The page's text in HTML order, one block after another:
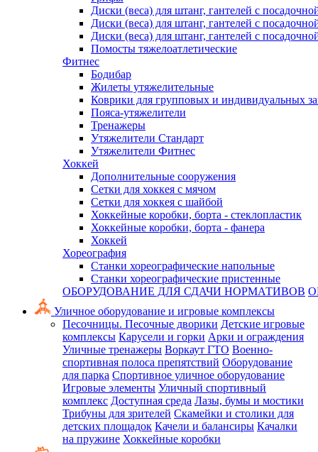
Диски (веса) для штанг, гантелей с
Диски (веса) для штанг, гантелей с
Диски (веса) для штанг, гантелей с
Помосты тяжелоатлетические
Фитнес
Бодибар
Жилеты утяжелительные
Коврики для групповых и индивидуальных
Пояса-утяжелители
Тренажеры
Утяжелители Стандарт
Утяжелители Фитнес
Хоккей
Дополнительные сооружения
Сетки для хоккея с мячом
Сетки для хоккея с шайбой
Хоккейные коробки, борта - стеклопластик
Хоккейные коробки, борта - фанера
Хоккей
Хореография
Станки хореографические напольные
Станки хореографические пристенные
ОБОРУДОВАНИЕ ДЛЯ СДАЧИ НОРМАТИВОВ
Уличное оборудование и игровые комплексы
Песочницы. Песочные дворики Детские игровые
комплексы Карусели и горки Арки и ограждения
Уличные тренажеры Воркаут ГТО Военно-
спортивная полоса препятствий Оборудование
для парка Спортивное уличное оборудование
Игровые элементы Уличный спортивный
комплекс Доступная среда Лазы, бумы и мостики
Трибуны для зрителей Скамейки и столики для
детских площадок Качели и балансиры Качалки
на пружине Хоккейные коробки